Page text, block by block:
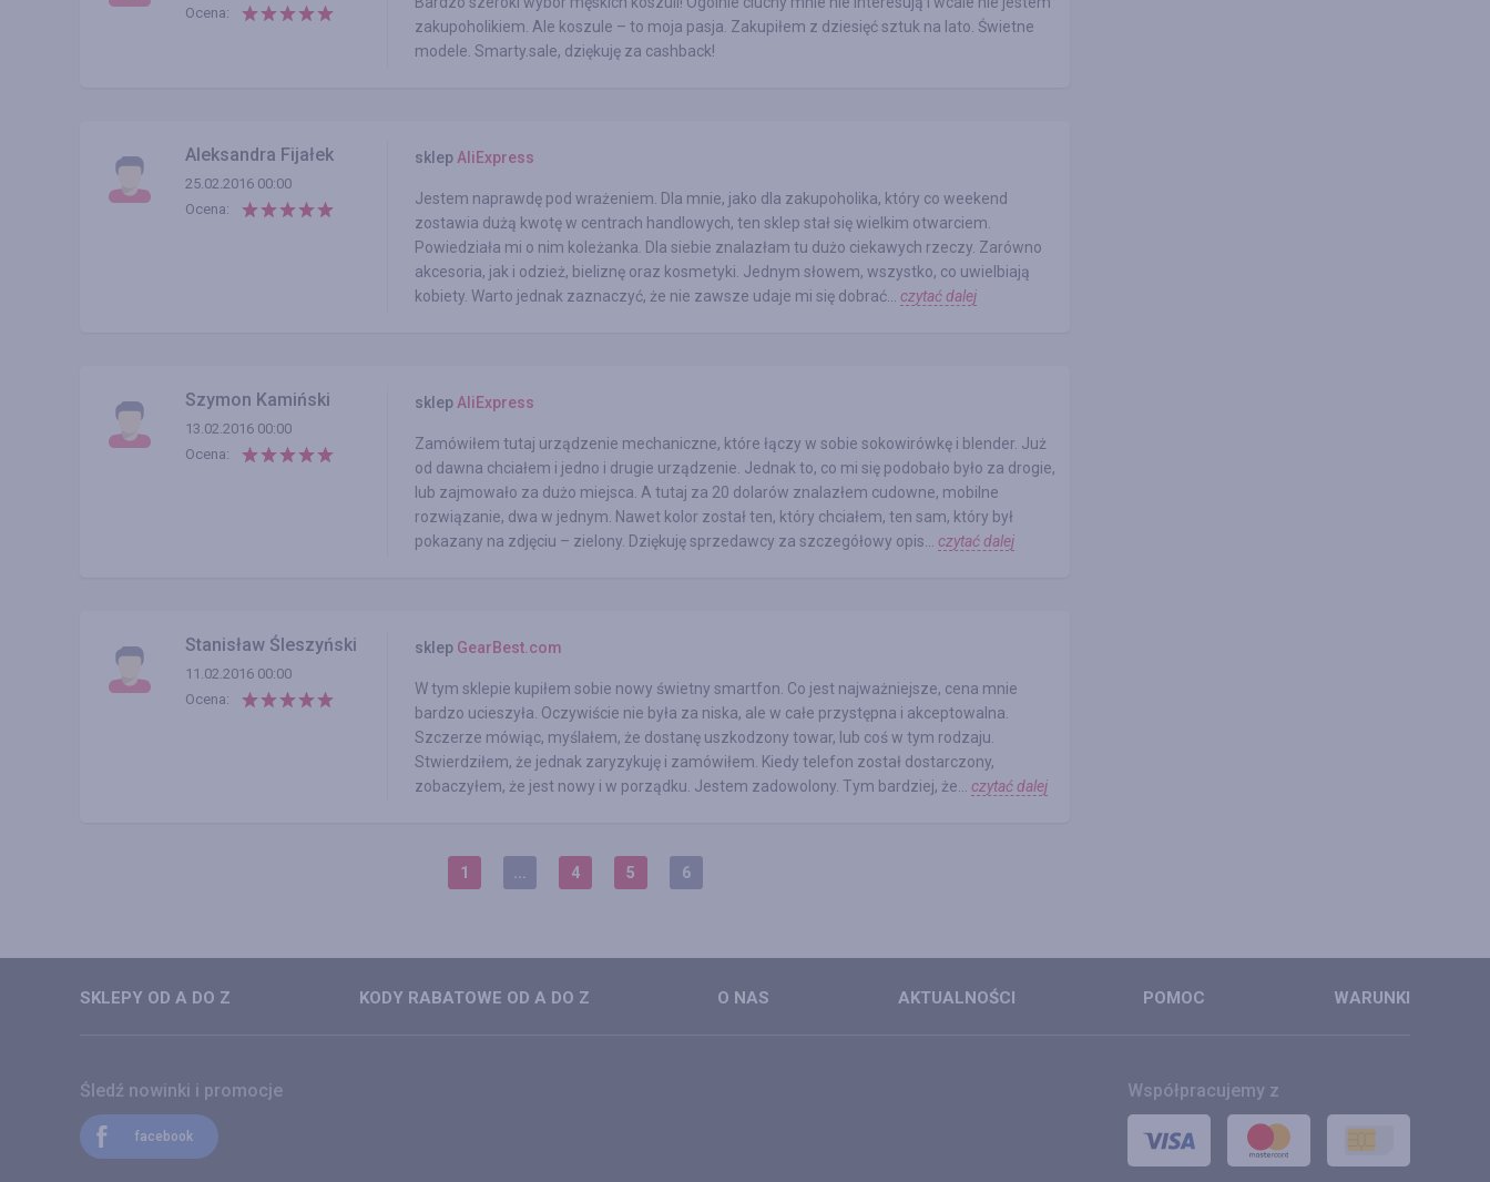
Ocena:
zakupoholikiem. Ale koszule – to moja pasja. Zakupiłem z dziesięć sztuk na lato. Świetne
modele. Smarty.sale, dziękuję za cashback!
Aleksandra Fijałek
25.02.2016 00:00
Ocena:
sklep AliExpress
Jestem naprawdę pod wrażeniem. Dla mnie, jako dla zakupoholika, który co weekend
zostawia dużą kwotę w centrach handlowych, ten sklep stał się wielkim otwarciem.
Powiedziała mi o nim koleżanka. Dla siebie znalazłam tu dużo ciekawych rzeczy. Zarówno
akcesoria, jak i odzież, bieliznę oraz kosmetyki. Jednym słowem, wszystko, co uwielbiają
kobiety. Warto jednak zaznaczyć, że nie zawsze udaje mi się dobrać... czytać dalej
Szymon Kamiński
13.02.2016 00:00
Ocena:
sklep AliExpress
Zamówiłem tutaj urządzenie mechaniczne, które łączy w sobie sokowirówkę i blender. Już
od dawna chciałem i jedno i drugie urządzenie. Jednak to, co mi się podobało było za drogie,
lub zajmowało za dużo miejsca. A tutaj za 20 dolarów znalazłem cudowne, mobilne
rozwiązanie, dwa w jednym. Nawet kolor został ten, który chciałem, ten sam, który był
pokazany na zdjęciu – zielony. Dziękuję sprzedawcy za szczegółowy opis... czytać dalej
Stanisław Śleszyński
11.02.2016 00:00
Ocena:
sklep GearBest.com
W tym sklepie kupiłem sobie nowy świetny smartfon. Co jest najważniejsze, cena mnie
bardzo ucieszyła. Oczywiście nie była za niska, ale w całe przystępna i akceptowalna.
Szczerze mówiąc, myślałem, że dostanę uszkodzony towar, lub coś w tym rodzaju.
Stwierdziłem, że jednak zaryzykuję i zamówiłem. Kiedy telefon został dostarczony,
zobaczyłem, że jest nowy i w porządku. Jestem zadowolony. Tym bardziej, że... czytać dalej
1 4 5 6
SKLEPY OD A DO Z KODY RABATOWE OD A DO Z O NAS AKTUALNOŚCI POMOC WARUNKI
Współpracujemy z
Śledź nowinki i promocje
facebook